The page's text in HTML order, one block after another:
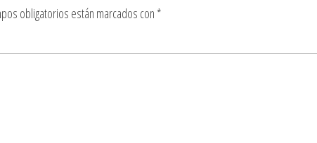
obligatorios están marcados con *